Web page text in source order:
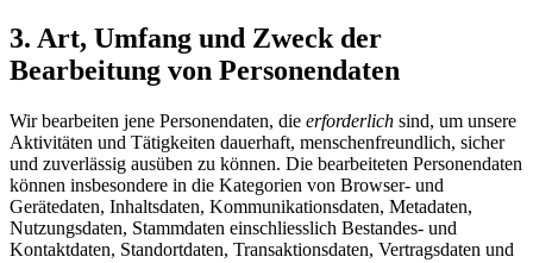
3. Art, Umfang und Zweck der
Bearbeitung von Personen­daten
Wir bearbeiten jene Personen­daten, die erforderlich sind, um unsere
Aktivitäten und Tätig­keiten dauerhaft, menschen­freundlich, sicher
und zuverlässig ausüben zu können. Die bearbeiteten Personen­daten
können insbesondere in die Kategorien von Browser- und
Gerätedaten, Inhaltsdaten, Kommunikations­daten, Metadaten,
Nutzungsdaten, Stammdaten einschliesslich Bestandes- und
Kontakt­daten, Standortdaten, Transaktions­daten, Vertrags­daten und